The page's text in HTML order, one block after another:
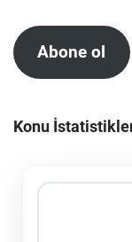
Abone ol
Konu